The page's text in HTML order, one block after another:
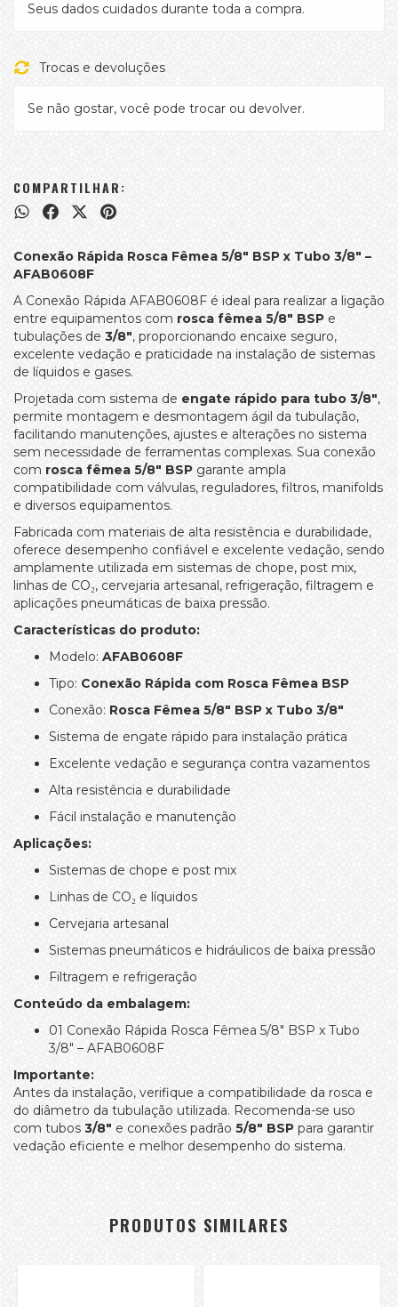
Seus dados cuidados durante toda a compra.
Trocas e devoluções
Se não gostar, você pode trocar ou devolver.
COMPARTILHAR:
Conexão Rápida Rosca Fêmea 5/8" BSP x Tubo 3/8" –
AFAB0608F
A Conexão Rápida AFAB0608F é ideal para realizar a ligação
entre equipamentos com rosca fêmea 5/8" BSP e
tubulações de 3/8", proporcionando encaixe seguro,
excelente vedação e praticidade na instalação de sistemas
de líquidos e gases.
Projetada com sistema de engate rápido para tubo 3/8",
permite montagem e desmontagem ágil da tubulação,
facilitando manutenções, ajustes e alterações no sistema
sem necessidade de ferramentas complexas. Sua conexão
com rosca fêmea 5/8" BSP garante ampla
compatibilidade com válvulas, reguladores, filtros, manifolds
e diversos equipamentos.
Fabricada com materiais de alta resistência e durabilidade,
oferece desempenho confiável e excelente vedação, sendo
amplamente utilizada em sistemas de chope, post mix,
linhas de CO₂, cervejaria artesanal, refrigeração, filtragem e
aplicações pneumáticas de baixa pressão.
Características do produto:
Modelo: AFAB0608F
Tipo: Conexão Rápida com Rosca Fêmea BSP
Conexão: Rosca Fêmea 5/8" BSP x Tubo 3/8"
Sistema de engate rápido para instalação prática
Excelente vedação e segurança contra vazamentos
Alta resistência e durabilidade
Fácil instalação e manutenção
Aplicações:
Sistemas de chope e post mix
Linhas de CO₂ e líquidos
Cervejaria artesanal
Sistemas pneumáticos e hidráulicos de baixa pressão
Filtragem e refrigeração
Conteúdo da embalagem:
01 Conexão Rápida Rosca Fêmea 5/8" BSP x Tubo
3/8" – AFAB0608F
Importante:
Antes da instalação, verifique a compatibilidade da rosca e
do diâmetro da tubulação utilizada. Recomenda-se uso
com tubos 3/8" e conexões padrão 5/8" BSP para garantir
vedação eficiente e melhor desempenho do sistema.
PRODUTOS SIMILARES